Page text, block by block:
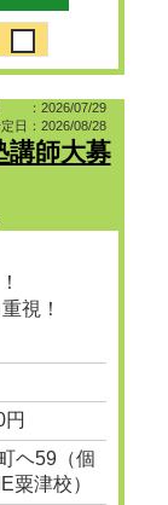
：2026/07/29
日：2026/08/28
講師大募
視！
ヘ59（個
津校）